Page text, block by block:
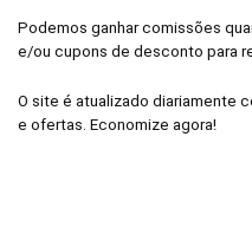
Podemos ganhar comissões
e/ou cupons de desconto para
O site é atualizado diariamente
e ofertas. Economize agora!